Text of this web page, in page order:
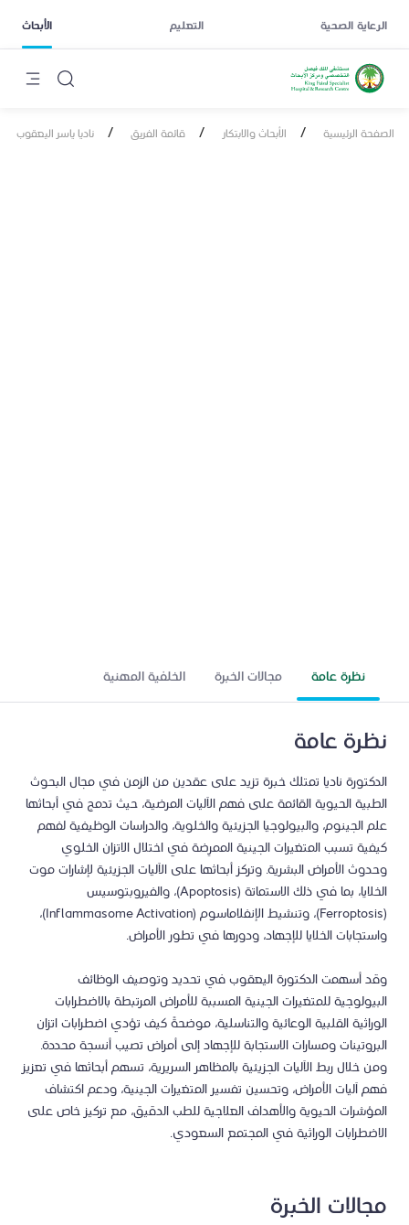
الرعاية الصحية التعليم الأبحاث
الصفحة الرئيسية / الأبحاث والابتكار / قائمة الفريق / ناديا ياسر اليعقوب
نظرة عامة
الدكتورة ناديا تمتلك خبرة تزيد على عقدين من الزمن في مجال البحوث
الطبية الحيوية القائمة على فهم الآليات المرضية، حيث تدمج في أبحاثها
علم الجينوم، والبيولوجيا الجزيئية والخلوية، والدراسات الوظيفية لفهم
كيفية تسبب المتغيرات الجينية الممرِضة في اختلال الاتزان الخلوي
وحدوث الأمراض البشرية. وتركز أبحاثها على الآليات الجزيئية لإشارات موت
الخلايا، بما في ذلك الاستماتة (Apoptosis)، والفيروبتوسيس
(Ferroptosis)، وتنشيط الإنفلاماسوم (Inflammasome Activation)،
واستجابات الخلايا للإجهاد، ودورها في تطور الأمراض.
وقد أسهمت الدكتورة اليعقوب في تحديد وتوصيف الوظائف
البيولوجية للمتغيرات الجينية المسببة للأمراض المرتبطة بالاضطرابات
الوراثية القلبية الوعائية والتناسلية، موضحةً كيف تؤدي اضطرابات اتزان
البروتينات ومسارات الاستجابة للإجهاد إلى أمراض تصيب أنسجة محددة.
ومن خلال ربط الآليات الجزيئية بالمظاهر السريرية، تسهم أبحاثها في تعزيز
فهم آليات الأمراض، وتحسين تفسير المتغيرات الجينية، ودعم اكتشاف
المؤشرات الحيوية والأهداف العلاجية للطب الدقيق، مع تركيز خاص على
الاضطرابات الوراثية في المجتمع السعودي.
مجالات الخبرة
نظرة عامة مجالات الخبرة الخلفية المهنية